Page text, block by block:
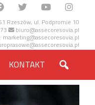
Rzeszów, ul. Podpromie 10
biuro@assecoresovia.pl
marketing@assecoresovia.pl
KONTAKT